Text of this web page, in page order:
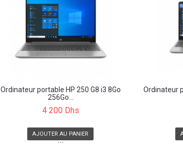
Ordinateur portable HP 250 G8 i3 8Go
256Go...
4 200 Dhs
AJOUTER AU PANIER
```
Ordinateur